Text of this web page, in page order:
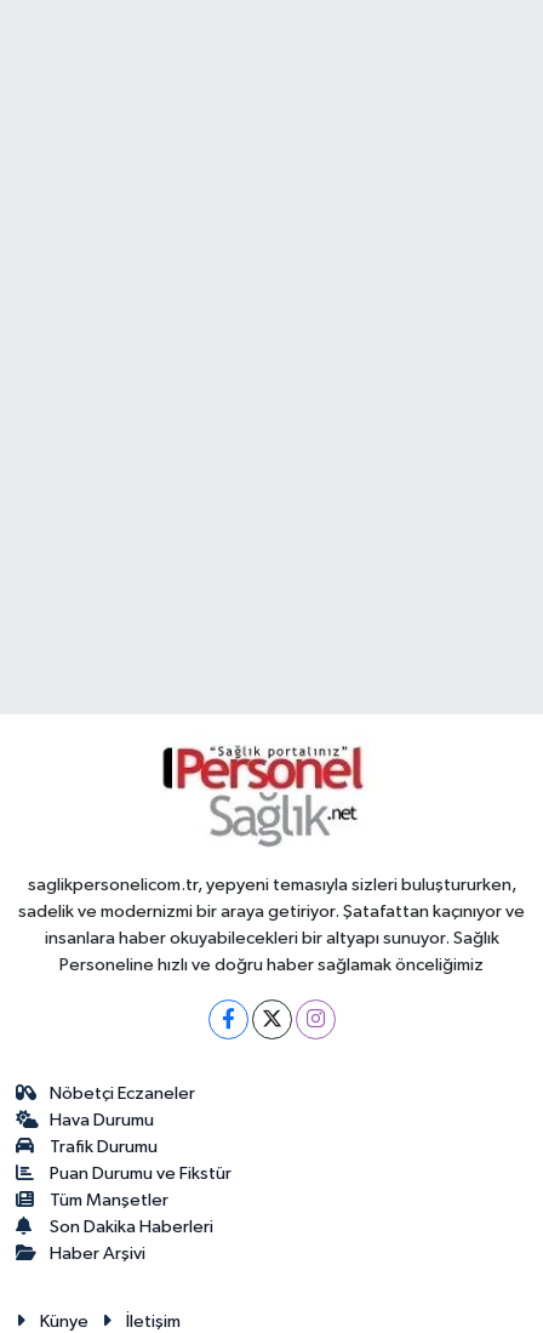
saglikpersonelicom.tr, yepyeni temasıyla sizleri buluştururken,
sadelik ve modernizmi bir araya getiriyor. Şatafattan kaçınıyor ve
insanlara haber okuyabilecekleri bir altyapı sunuyor. Sağlık
Personeline hızlı ve doğru haber sağlamak önceliğimiz
Nöbetçi Eczaneler
Hava Durumu
Trafik Durumu
Puan Durumu ve Fikstür
Tüm Manşetler
Son Dakika Haberleri
Haber Arşivi
Künye İletişim